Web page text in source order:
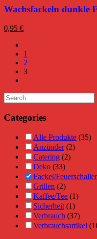
Wachsfackeln dunkle
0,95 €
1
2
3
Categories
Alle Produkte (35)
Anzünder (2)
Catering (2)
Deko (33)
Fackel/
Grillen (2)
Kaffee/Tee (1)
Sicherheit (1)
Verbrauch (37)
Verbrauchsartikel